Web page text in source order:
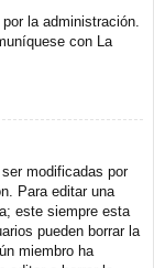
la administración.
con La
modificadas por
Para editar una
este siempre esta
pueden borrar la
miembro ha